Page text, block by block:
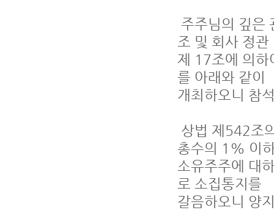
주주님의 깊은
조 및 회사 정관
제 17조에 의
를 아래와 같이
개최하오니 참
상법 제542조
총수의 1%
소유주주에 대
로 소집통지를
갈음하오니 양